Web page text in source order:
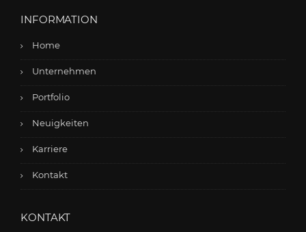
INFORMATION
Home
Unternehmen
Portfolio
Neuigkeiten
Karriere
Kontakt
KONTAKT